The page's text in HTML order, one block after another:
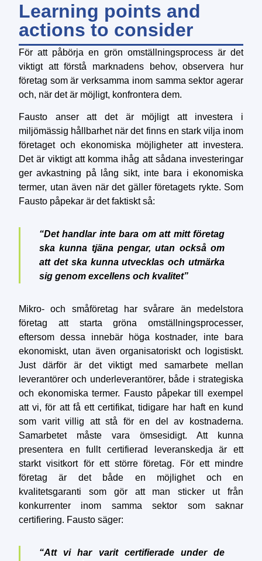
Learning points and
actions to consider
För att påbörja en grön omställningsprocess är det
viktigt att förstå marknadens behov, observera hur
företag som är verksamma inom samma sektor agerar
och, när det är möjligt, konfrontera dem.
Fausto anser att det är möjligt att investera i
miljömässig hållbarhet när det finns en stark vilja inom
företaget och ekonomiska möjligheter att investera.
Det är viktigt att komma ihåg att sådana investeringar
ger avkastning på lång sikt, inte bara i ekonomiska
termer, utan även när det gäller företagets rykte. Som
Fausto påpekar är det faktiskt så:
“Det handlar inte bara om att mitt företag
ska kunna tjäna pengar, utan också om
att det ska kunna utvecklas och utmärka
sig genom excellens och kvalitet”
Mikro- och småföretag har svårare än medelstora
företag att starta gröna omställningsprocesser,
eftersom dessa innebär höga kostnader, inte bara
ekonomiskt, utan även organisatoriskt och logistiskt.
Just därför är det viktigt med samarbete mellan
leverantörer och underleverantörer, både i strategiska
och ekonomiska termer. Fausto påpekar till exempel
att vi, för att få ett certifikat, tidigare har haft en kund
som varit villig att stå för en del av kostnaderna.
Samarbetet måste vara ömsesidigt. Att kunna
presentera en fullt certifierad leveranskedja är ett
starkt visitkort för ett större företag. För ett mindre
företag är det både en möjlighet och en
kvalitetsgaranti som gör att man sticker ut från
konkurrenter inom samma sektor som saknar
certifiering. Fausto säger:
“Att vi har varit certifierade under de